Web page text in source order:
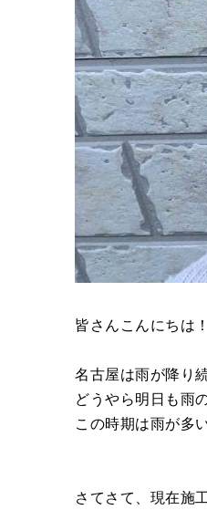
皆さんこんにちは
名古屋は雨が降り
どうやら明日も雨
この時期は雨が多
さてさて、現在施